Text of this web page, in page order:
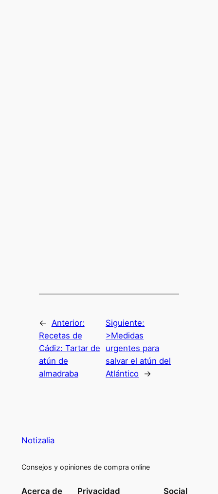
←
Anterior:
Recetas de
Cádiz: Tartar de
atún de
almadraba
Siguiente:
>Medidas
urgentes para
salvar el atún del
Atlántico →
Notizalia
Consejos y opiniones de compra online
Acerca de Privacidad Social